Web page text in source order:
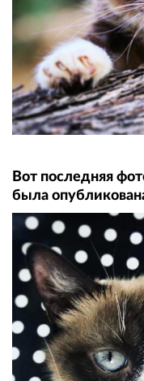
Вот последняя
была